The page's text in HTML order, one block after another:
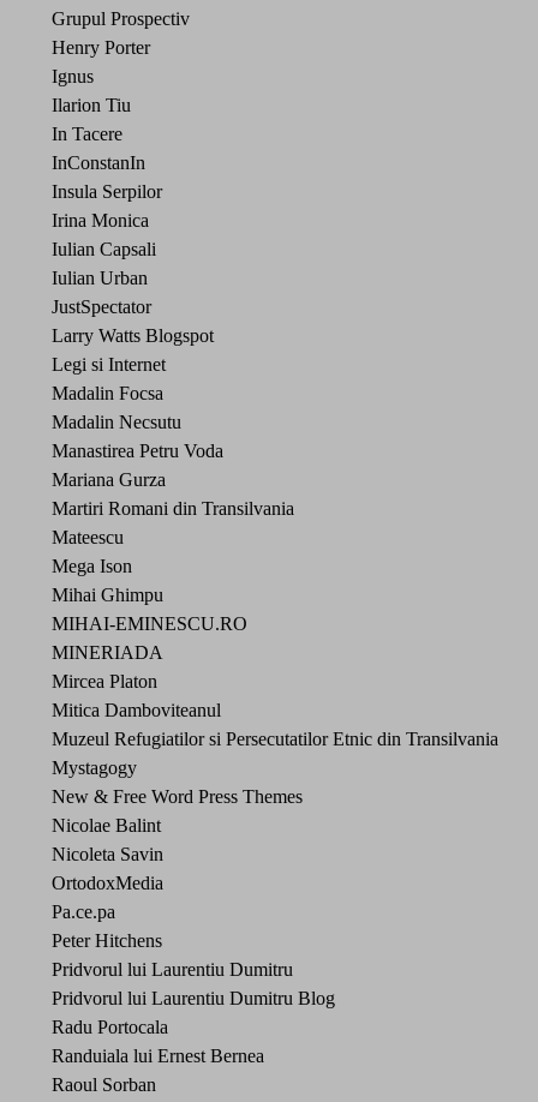
Grupul Prospectiv
Henry Porter
Ignus
Ilarion Tiu
In Tacere
InConstanIn
Insula Serpilor
Irina Monica
Iulian Capsali
Iulian Urban
JustSpectator
Larry Watts Blogspot
Legi si Internet
Madalin Focsa
Madalin Necsutu
Manastirea Petru Voda
Mariana Gurza
Martiri Romani din Transilvania
Mateescu
Mega Ison
Mihai Ghimpu
MIHAI-EMINESCU.RO
MINERIADA
Mircea Platon
Mitica Damboviteanul
Muzeul Refugiatilor si Persecutatilor Etnic din Transilvania
Mystagogy
New & Free Word Press Themes
Nicolae Balint
Nicoleta Savin
OrtodoxMedia
Pa.ce.pa
Peter Hitchens
Pridvorul lui Laurentiu Dumitru
Pridvorul lui Laurentiu Dumitru Blog
Radu Portocala
Randuiala lui Ernest Bernea
Raoul Sorban